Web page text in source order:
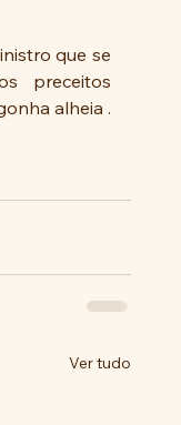
preceitos
alheia .
Ver tudo